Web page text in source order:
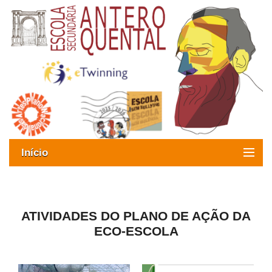
Início
ATIVIDADES DO PLANO DE AÇÃO DA
ECO-ESCOLA